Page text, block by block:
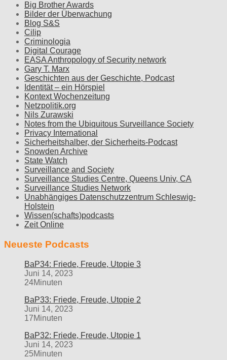
Big Brother Awards
Bilder der Überwachung
Blog S&S
Cilip
Criminologia
Digital Courage
EASA Anthropology of Security network
Gary T. Marx
Geschichten aus der Geschichte, Podcast
Identität – ein Hörspiel
Kontext Wochenzeitung
Netzpolitik.org
Nils Zurawski
Notes from the Ubiquitous Surveillance Society
Privacy International
Sicherheitshalber, der Sicherheits-Podcast
Snowden Archive
State Watch
Surveillance and Society
Surveillance Studies Centre, Queens Univ, CA
Surveillance Studies Network
Unabhängiges Datenschutzzentrum Schleswig-
Holstein
Wissen(schafts)podcasts
Zeit Online
Neueste Podcasts
BaP34: Friede, Freude, Utopie 3
Juni 14, 2023
24Minuten
BaP33: Friede, Freude, Utopie 2
Juni 14, 2023
17Minuten
BaP32: Friede, Freude, Utopie 1
Juni 14, 2023
25Minuten